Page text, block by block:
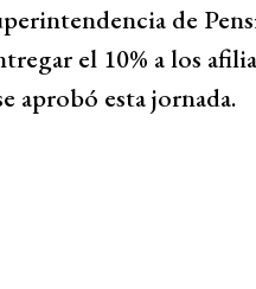
de
el 10% a los
aprobó esta jornada.